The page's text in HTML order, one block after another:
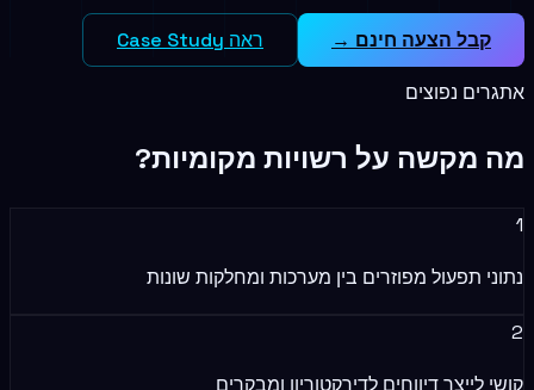
קבל הצעה חינם → ראה Case Study
אתגרים נפוצים
מה מקשה על רשויות מקומיות?
1
נתוני תפעול מפוזרים בין מערכות ומחלקות שונות
2
קושי לייצר דיווחים לדירקטוריון ומבקרים